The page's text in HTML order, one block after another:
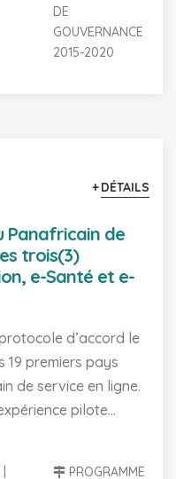
DE
GOUVERNANCE
2015-2020
DÉTAILS
Panafricain de
trois(3)
e-Santé et e-
d’accord le
19 premiers pays
de service en ligne.
pilote...
PROGRAMME